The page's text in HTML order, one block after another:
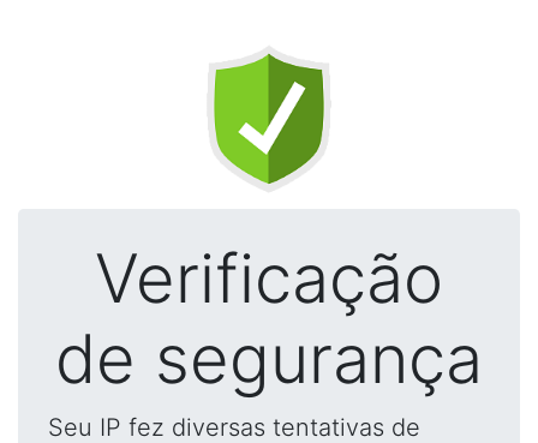
Verificação
de segurança
Seu IP fez diversas tentativas de